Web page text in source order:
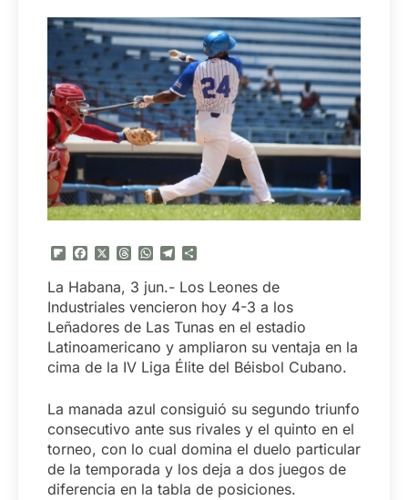
Flipboard
Facebook
X Threads
WhatsApp
Telegram
La Habana, 3 jun.- Los Leones de
Industriales vencieron hoy 4-3 a los
Leñadores de Las Tunas en el estadio
Latinoamericano y ampliaron su ventaja en la
cima de la IV Liga Élite del Béisbol Cubano.
La manada azul consiguió su segundo triunfo
consecutivo ante sus rivales y el quinto en el
torneo, con lo cual domina el duelo particular
de la temporada y los deja a dos juegos de
diferencia en la tabla de posiciones.